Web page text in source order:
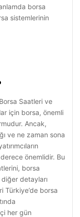
borsa
sistemlerinin
Saatleri ve
için borsa, önemli
Ancak,
ve ne zaman sona
önemlidir. Bu
borsa
diğer detayları
Türkiye’de borsa
her gün